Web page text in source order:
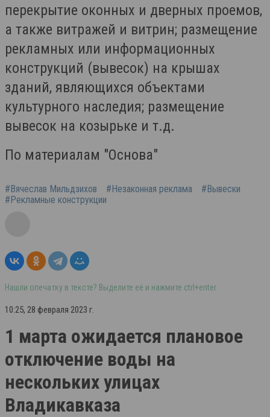
перекрытие оконных и дверных проемов,
а также витражей и витрин; размещение
рекламных или информационных
конструкций (вывесок) на крышах
зданий, являющихся объектами
культурного наследия; размещение
вывесок на козырьке и т.д.
По материалам "Основа"
#Вячеслав Мильдзихов #Незаконная реклама
#Вывески
#Рекламные конструкции
Нашли опечатку в тексте? Выделите её и нажмите ctrl+enter
10:25, 28 февраля 2023 г.
1 марта ожидается плановое
отключение воды на
нескольких улицах
Владикавказа